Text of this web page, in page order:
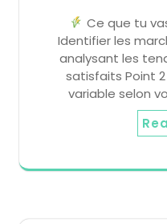
Ce que tu
Identifier les
analysant les
satisfaits Point
variable selon